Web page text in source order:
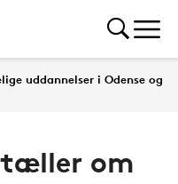
uddannelser i Odense og
om